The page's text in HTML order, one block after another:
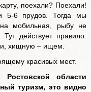
поехали? Поехали!
5-6 прудов. Тогда мы
мобильная, рыбу не
Тут действует правило:
хищную – ищем.
красивых мест.
области
туризм, это видно